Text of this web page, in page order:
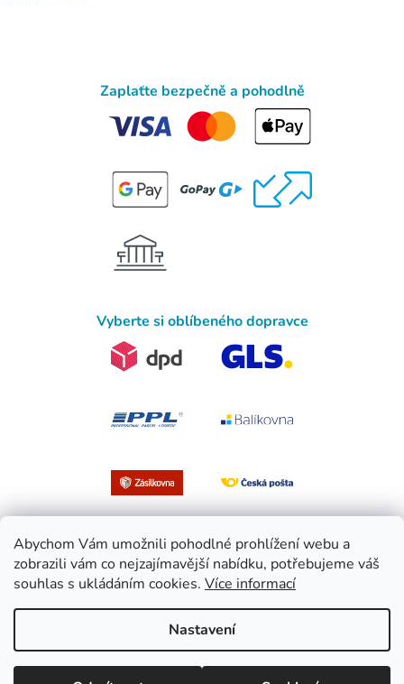
Abychom Vám umožnili pohodlné prohlížení webu a
zobrazili vám co nejzajímavější nabídku, potřebujeme váš
souhlas s ukládáním cookies. Více informací
Nastavení
Zaplaťte bezpečně a pohodlně
Vyberte si oblíbeného dopravce
Copyright 2026EasySport.cz. Všechna práva vyhrazena.Upravit